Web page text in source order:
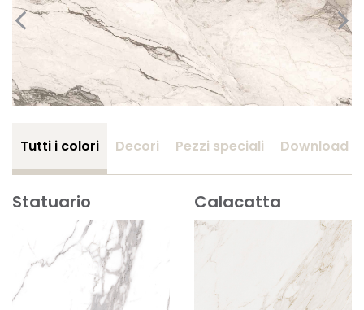
Tutti i colori Decori Pezzi speciali Download
Statuario Calacatta